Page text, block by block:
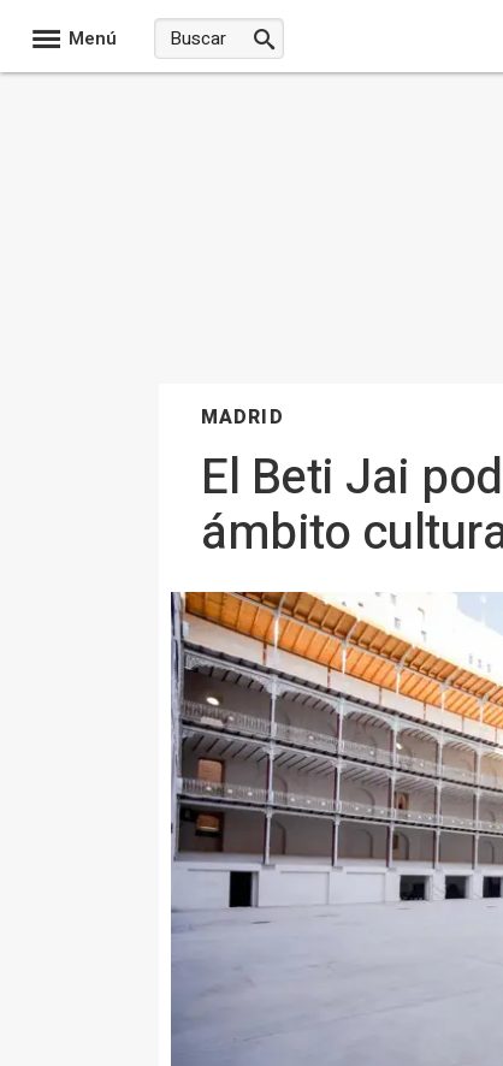
Menú
MADRID
El Beti Jai
ámbito